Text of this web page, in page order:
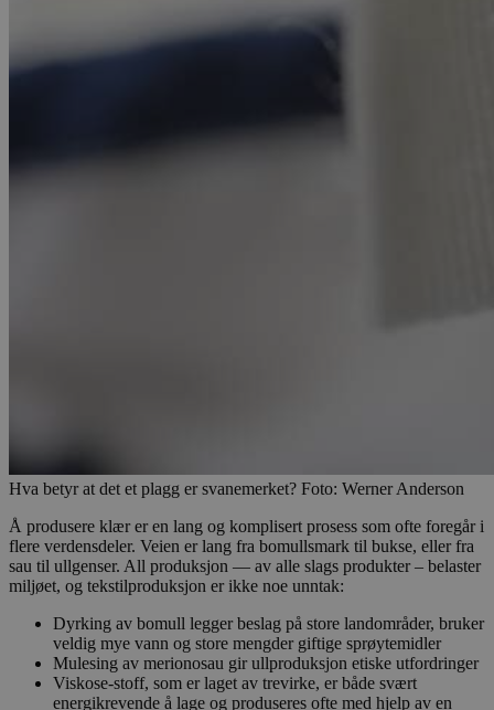
Hva betyr at det et plagg er svanemerket? Foto: Werner Anderson
Å produsere klær er en lang og komplisert prosess som ofte foregår i
flere verdensdeler. Veien er lang fra bomullsmark til bukse, eller fra
sau til ullgenser. All produksjon — av alle slags produkter – belaster
miljøet, og tekstilproduksjon er ikke noe unntak:
Dyrking av bomull legger beslag på store landområder, bruker
veldig mye vann og store mengder giftige sprøytemidler
Mulesing av merionosau gir ullproduksjon etiske utfordringer
Viskose-stoff, som er laget av trevirke, er både svært
energikrevende å lage og produseres ofte med hjelp av en